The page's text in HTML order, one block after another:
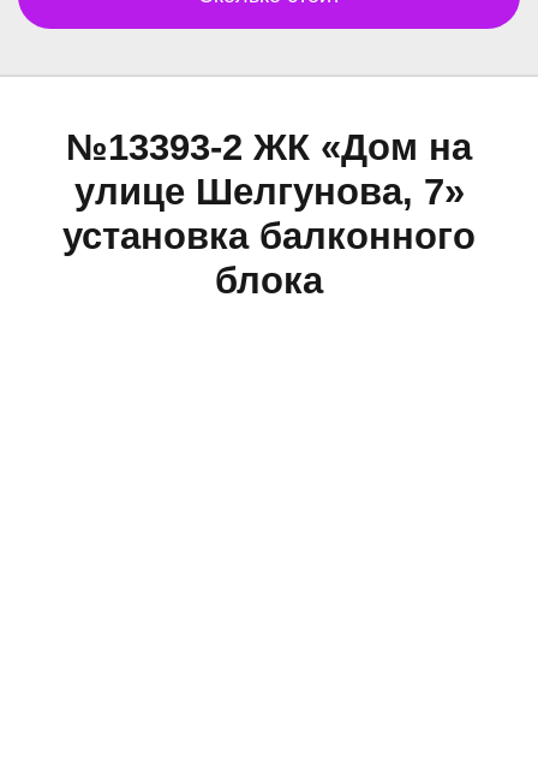
№13393-2 ЖК «Дом на
улице Шелгунова, 7»
установка балконного
блока